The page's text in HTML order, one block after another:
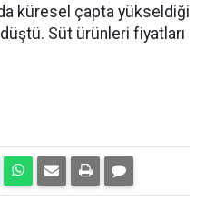
küresel çapta yükseldiği
Süt ürünleri fiyatları